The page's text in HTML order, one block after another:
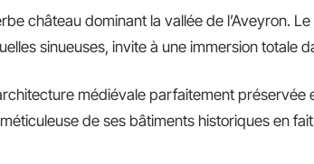
château dominant la vallée de l’Aveyron.
sinueuses, invite à une immersion totale
médiévale parfaitement préservée
de ses bâtiments historiques en